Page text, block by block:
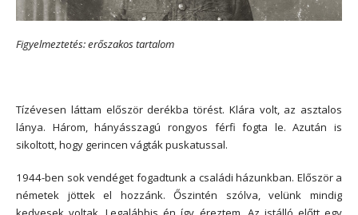
Figyelmeztetés: erőszakos tartalom
Tízévesen láttam először derékba törést. Klára volt, az asztalos
lánya. Három, hányásszagú rongyos férfi fogta le. Azután is
sikoltott, hogy gerincen vágták puskatussal.
1944-ben sok vendéget fogadtunk a családi házunkban. Először a
németek jöttek el hozzánk. Őszintén szólva, velünk mindig